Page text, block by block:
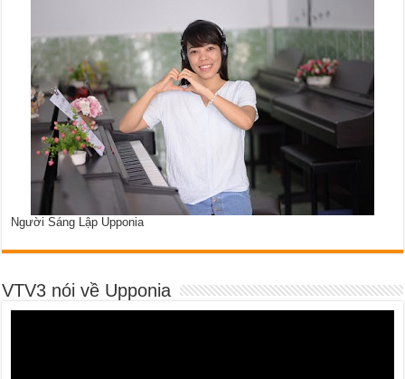
Người Sáng Lập Upponia
VTV3 nói về Upponia